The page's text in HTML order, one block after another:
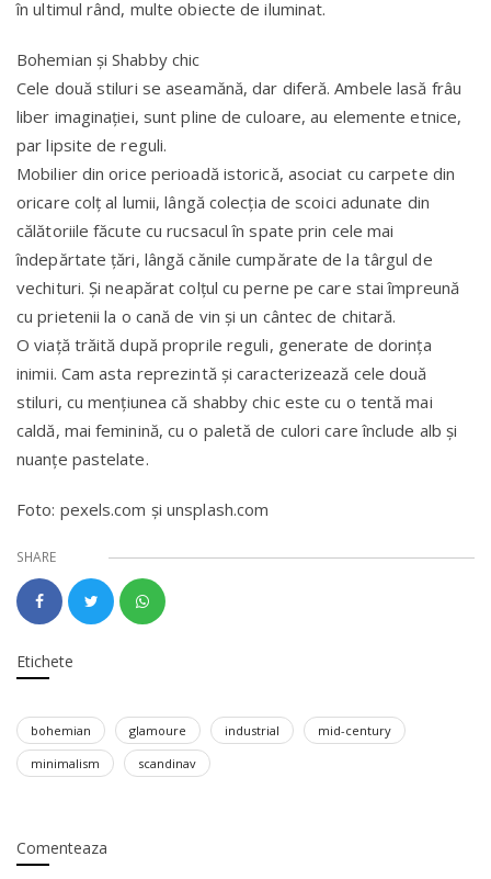
în ultimul rând, multe obiecte de iluminat.
Bohemian și Shabby chic
Cele două stiluri se aseamănă, dar diferă. Ambele lasă frâu
liber imaginației, sunt pline de culoare, au elemente etnice,
par lipsite de reguli.
Mobilier din orice perioadă istorică, asociat cu carpete din
oricare colț al lumii, lângă colecția de scoici adunate din
călătoriile făcute cu rucsacul în spate prin cele mai
îndepărtate țări, lângă cănile cumpărate de la târgul de
vechituri. Și neapărat colțul cu perne pe care stai împreună
cu prietenii la o cană de vin și un cântec de chitară.
O viață trăită după proprile reguli, generate de dorința
inimii. Cam asta reprezintă și caracterizează cele două
stiluri, cu mențiunea că shabby chic este cu o tentă mai
caldă, mai feminină, cu o paletă de culori care înclude alb și
nuanțe pastelate.
Foto: pexels.com și unsplash.com
SHARE
Etichete
bohemian glamoure industrial
mid-century
minimalism
scandinav
Comenteaza